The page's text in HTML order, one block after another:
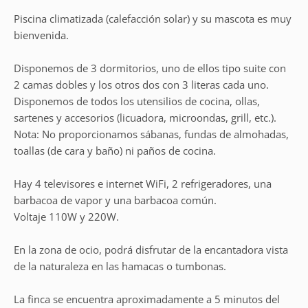
Piscina climatizada (calefacción solar) y su mascota es muy
bienvenida.
Disponemos de 3 dormitorios, uno de ellos tipo suite con
2 camas dobles y los otros dos con 3 literas cada uno.
Disponemos de todos los utensilios de cocina, ollas,
sartenes y accesorios (licuadora, microondas, grill, etc.).
Nota: No proporcionamos sábanas, fundas de almohadas,
toallas (de cara y baño) ni paños de cocina.
Hay 4 televisores e internet WiFi, 2 refrigeradores, una
barbacoa de vapor y una barbacoa común.
Voltaje 110W y 220W.
En la zona de ocio, podrá disfrutar de la encantadora vista
de la naturaleza en las hamacas o tumbonas.
La finca se encuentra aproximadamente a 5 minutos del